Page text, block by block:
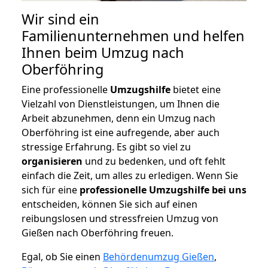
Wir sind ein
Familienunternehmen und helfen
Ihnen beim Umzug nach
Oberföhring
Eine professionelle Umzugshilfe bietet eine
Vielzahl von Dienstleistungen, um Ihnen die
Arbeit abzunehmen, denn ein Umzug nach
Oberföhring ist eine aufregende, aber auch
stressige Erfahrung. Es gibt so viel zu
organisieren und zu bedenken, und oft fehlt
einfach die Zeit, um alles zu erledigen. Wenn Sie
sich für eine professionelle Umzugshilfe bei uns
entscheiden, können Sie sich auf einen
reibungslosen und stressfreien Umzug von
Gießen nach Oberföhring freuen.
Egal, ob Sie einen Behördenumzug Gießen,